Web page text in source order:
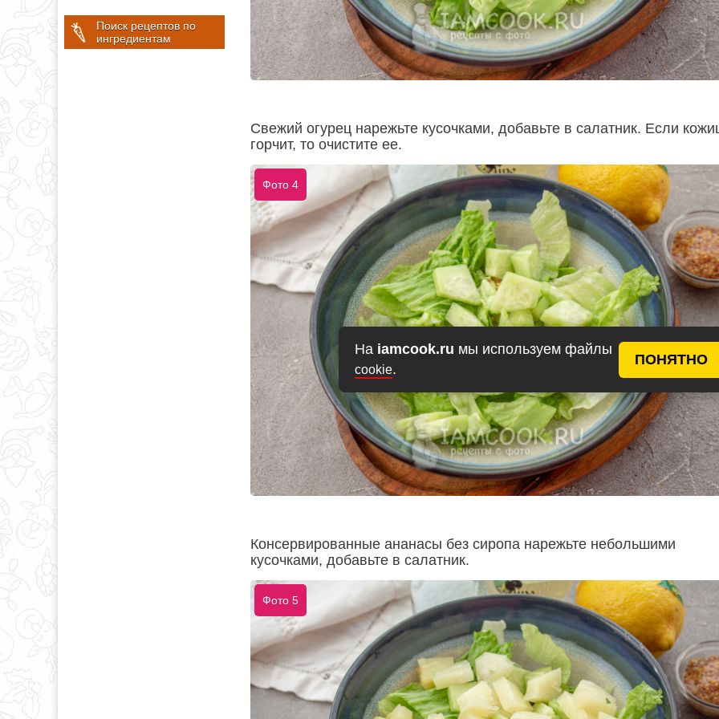
На iamcook.ru мы используем файлы
cookie.
ПОНЯТНО
Поиск рецептов по
ингредиентам
Свежий огурец нарежьте кусочками, добавьте в салатник. Если
горчит, то очистите ее.
Фото 4
Консервированные ананасы без сиропа нарежьте небольшими
кусочками, добавьте в салатник.
Фото 5